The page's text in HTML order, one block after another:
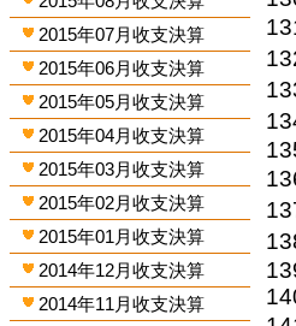
2015年07月收支決算
2015年06月收支決算
2015年05月收支決算
2015年04月收支決算
2015年03月收支決算
2015年02月收支決算
2015年01月收支決算
2014年12月收支決算
2014年11月收支決算